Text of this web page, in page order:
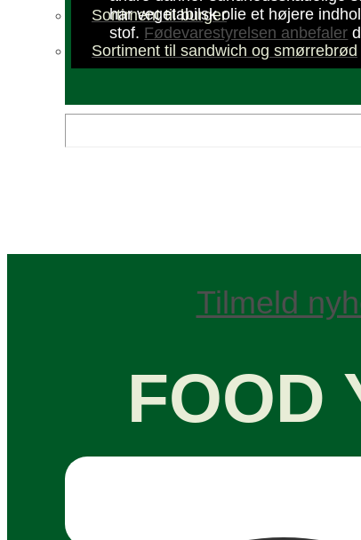
Sortiment til burger
Sortiment til sandwich og smørrebrød
har vegeta­bilsk olie et højere
stof. Føde­vare­styrelsen anbefaler
Tilmeld
FOOD